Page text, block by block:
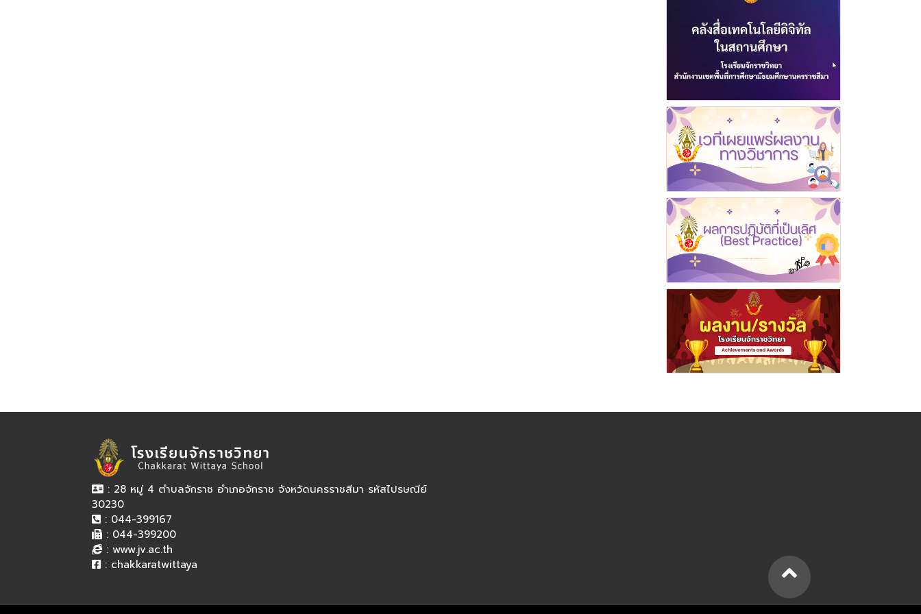
: 28 หมู่ 4 ตำบลจักราช อำเภอจักราช จังหวัดนครราชสีมา รหัสไปรษณีย์
30230
: 044-399167
: 044-399200
: www.jv.ac.th
: chakkaratwittaya